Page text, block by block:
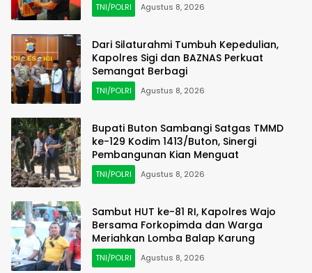
TNI/POLRI Agustus 8, 2026
Dari Silaturahmi Tumbuh Kepedulian,
Kapolres Sigi dan BAZNAS Perkuat
Semangat Berbagi
TNI/POLRI Agustus 8, 2026
Bupati Buton Sambangi Satgas TMMD
ke-129 Kodim 1413/Buton, Sinergi
Pembangunan Kian Menguat
TNI/POLRI Agustus 8, 2026
Sambut HUT ke-81 RI, Kapolres Wajo
Bersama Forkopimda dan Warga
Meriahkan Lomba Balap Karung
TNI/POLRI Agustus 8, 2026